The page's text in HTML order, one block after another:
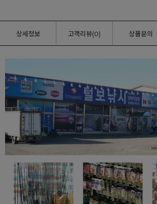
상세정보 고객리뷰(0) 상품문의